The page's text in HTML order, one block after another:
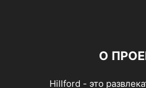
О
Hillford - это